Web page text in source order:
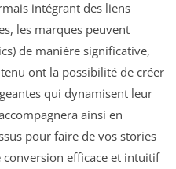
intégrant des liens
les marques peuvent
de manière significative,
ont la possibilité de créer
qui dynamisent leur
ainsi en
pour faire de vos stories
conversion efficace et intuitif